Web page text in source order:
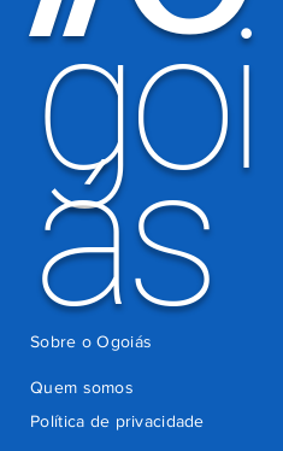
goi
ás
Quem somos
Política de privacidade
Sobre o Ogoiás